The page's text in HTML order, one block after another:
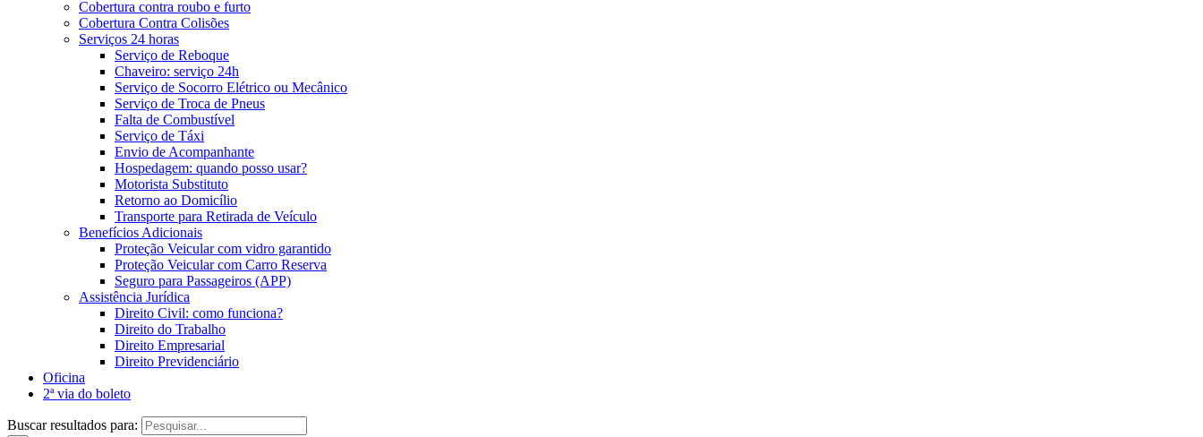
Cobertura contra roubo e furto
Cobertura Contra Colisões
Serviços 24 horas
Serviço de Reboque
Chaveiro: serviço 24h
Serviço de Socorro Elétrico ou Mecânico
Serviço de Troca de Pneus
Falta de Combustível
Serviço de Táxi
Envio de Acompanhante
Hospedagem: quando posso usar?
Motorista Substituto
Retorno ao Domicílio
Transporte para Retirada de Veículo
Benefícios Adicionais
Proteção Veicular com vidro garantido
Proteção Veicular com Carro Reserva
Seguro para Passageiros (APP)
Assistência Jurídica
Direito Civil: como funciona?
Direito do Trabalho
Direito Empresarial
Direito Previdenciário
Oficina
2ª via do boleto
Buscar resultados para: